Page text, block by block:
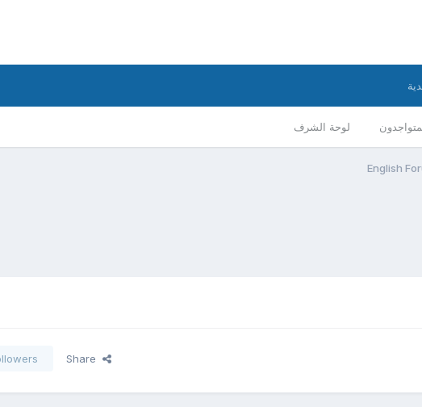
لوحة الشرف
English